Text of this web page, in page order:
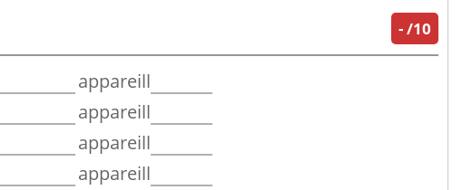
-/10
appareill
appareill
appareill
appareill